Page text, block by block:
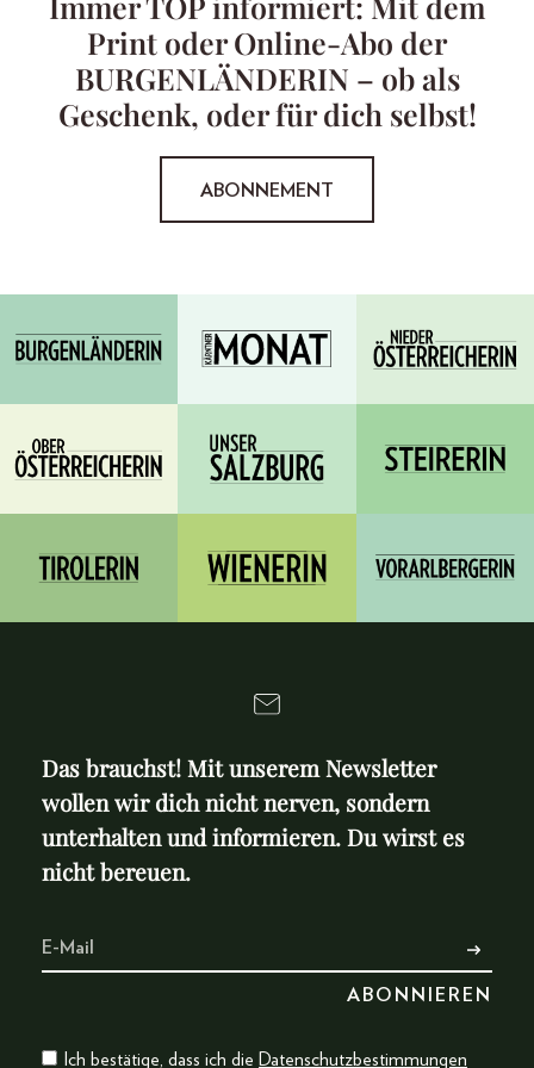
Print oder Online-Abo der
BURGENLÄNDERIN – ob als
Geschenk, oder für dich selbst!
ABONNEMENT
Das brauchst! Mit unserem Newsletter
wollen wir dich nicht nerven, sondern
unterhalten und informieren. Du wirst es
nicht bereuen.
Ich bestätige, dass ich die Datenschutzbestimmungen